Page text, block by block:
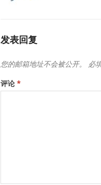
发表回复
您的邮箱地址不会被公开。 必
评论 *